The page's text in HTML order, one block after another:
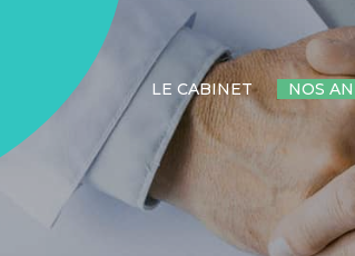
LE CABINET NOS